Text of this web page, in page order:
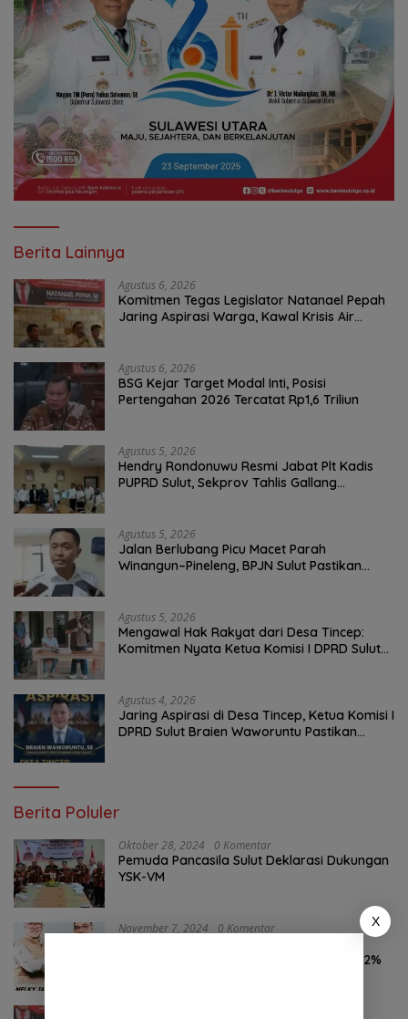
Berita Lainnya
Agustus 6, 2026
Komitmen Tegas Legislator Natanael Pepah
Jaring Aspirasi Warga, Kawal Krisis Air
Agustus 6, 2026
BSG Kejar Target Modal Inti, Posisi
Pertengahan 2026 Tercatat Rp1,6 Triliun
Agustus 5, 2026
Hendry Rondonuwu Resmi Jabat Plt Kadis
PUPRD Sulut, Sekprov Tahlis Gallang
Agustus 5, 2026
Jalan Berlubang Picu Macet Parah
Winangun–Pineleng, BPJN Sulut Pastikan
Agustus 5, 2026
Mengawal Hak Rakyat dari Desa Tincep:
Komitmen Nyata Ketua Komisi I DPRD Sulut
Agustus 4, 2026
Jaring Aspirasi di Desa Tincep, Ketua Komisi I
DPRD Sulut Braien Waworuntu Pastikan
Berita Poluler
Oktober 28, 2024 0 Komentar
Pemuda Pancasila Sulut Deklarasi Dukungan
YSK-VM
November 7, 2024 0 Komentar
46,74% Kalahkan Petahana JG-KWL 27,62%
X